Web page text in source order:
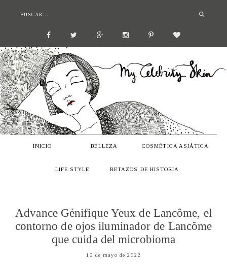
INICIO BELLEZA COSMÉTICA ASIÁTICA
LIFE STYLE RETAZOS DE HISTORIA
Advance Génifique Yeux de Lancôme, el
contorno de ojos iluminador de Lancôme
que cuida del microbioma
13 de mayo de 2022